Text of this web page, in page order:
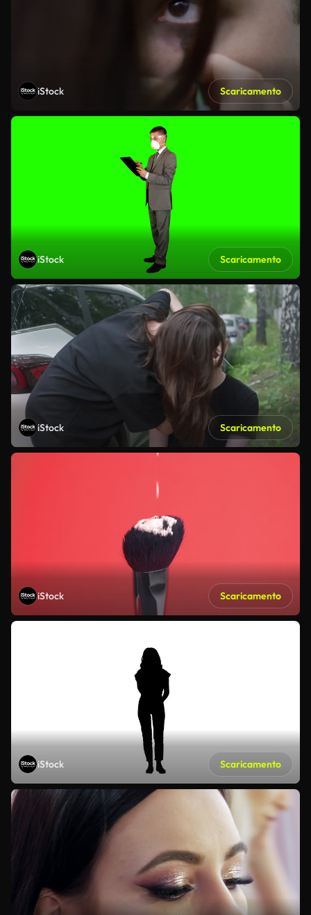
iStock Scaricamento
iStock Scaricamento
iStock Scaricamento
iStock Scaricamento
iStock Scaricamento